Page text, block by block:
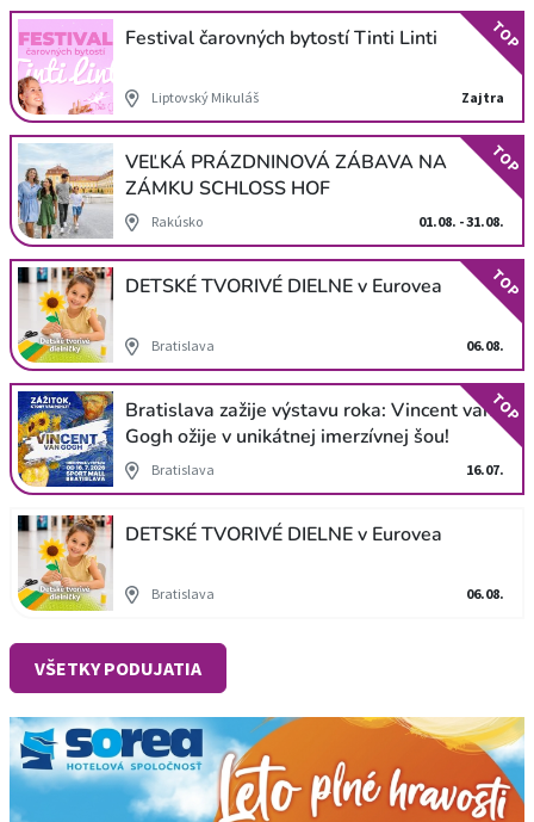
Festival čarovných bytostí Tinti Linti
Liptovský Mikuláš Zajtra
TOP
VEĽKÁ PRÁZDNINOVÁ ZÁBAVA NA
ZÁMKU SCHLOSS HOF
Rakúsko 01.08. - 31.08.
TOP
DETSKÉ TVORIVÉ DIELNE v Eurovea
Bratislava 06.08.
TOP
Bratislava zažije výstavu roka: Vincent van
Gogh ožije v unikátnej imerzívnej šou!
Bratislava 16.07.
TOP
DETSKÉ TVORIVÉ DIELNE v Eurovea
Bratislava 06.08.
VŠETKY PODUJATIA